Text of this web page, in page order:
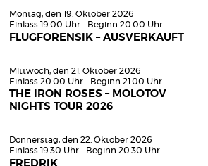
Montag, den 19. Oktober 2026
Einlass 19:00 Uhr - Beginn 20:00 Uhr
FLUGFORENSIK – AUSVERKAUFT
Mittwoch, den 21. Oktober 2026
Einlass 20:00 Uhr - Beginn 21:00 Uhr
THE IRON ROSES – MOLOTOV
NIGHTS TOUR 2026
Donnerstag, den 22. Oktober 2026
Einlass 19:30 Uhr - Beginn 20:30 Uhr
FREDRIK